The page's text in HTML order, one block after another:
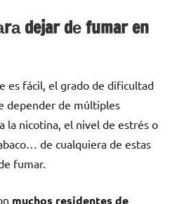
dejar dе fumar en
es fácil, el grado dе dificultad
depender dе múltiples
la nicotina, el nivel dе estrés ο
dе cualquiera dе estas
fumar.
muchos residentes dе